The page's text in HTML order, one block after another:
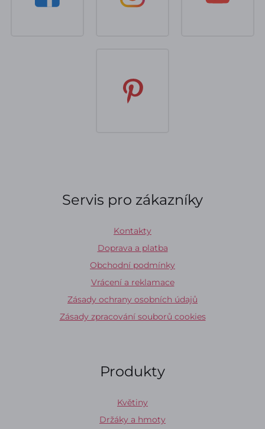
Servis pro zákazníky
Kontakty
Doprava a platba
Obchodní podmínky
Vrácení a reklamace
Zásady ochrany osobních údajů
Zásady zpracování souborů cookies
Produkty
Květiny
Držáky a hmoty